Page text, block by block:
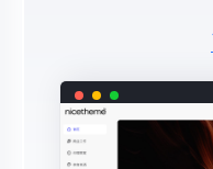
隐藏内容登录/评